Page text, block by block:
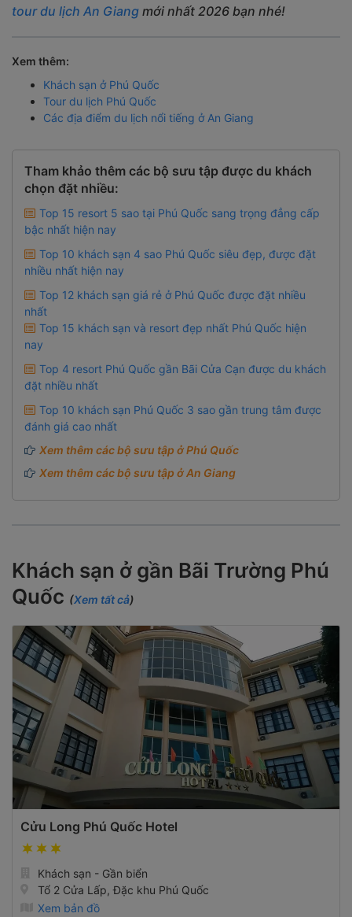
tour du lịch An Giang mới nhất 2026 bạn nhé!
Xem thêm:
Khách sạn ở Phú Quốc
Tour du lịch Phú Quốc
Các địa điểm du lịch nổi tiếng ở An Giang
Tham khảo thêm các bộ sưu tập được du khách
chọn đặt nhiều:
Top 15 resort 5 sao tại Phú Quốc sang trọng đẳng cấp
bậc nhất hiện nay
Top 10 khách sạn 4 sao Phú Quốc siêu đẹp, được đặt
nhiều nhất hiện nay
Top 12 khách sạn giá rẻ ở Phú Quốc được đặt nhiều
nhất
Top 15 khách sạn và resort đẹp nhất Phú Quốc hiện
nay
Top 4 resort Phú Quốc gần Bãi Cửa Cạn được du khách
đặt nhiều nhất
Top 10 khách sạn Phú Quốc 3 sao gần trung tâm được
đánh giá cao nhất
Xem thêm các bộ sưu tập ở Phú Quốc
Xem thêm các bộ sưu tập ở An Giang
Khách sạn ở gần Bãi Trường Phú
Quốc (Xem tất cả)
Cửu Long Phú Quốc Hotel
Khách sạn - Gần biển
Tổ 2 Cửa Lấp, Đặc khu Phú Quốc
Xem bản đồ